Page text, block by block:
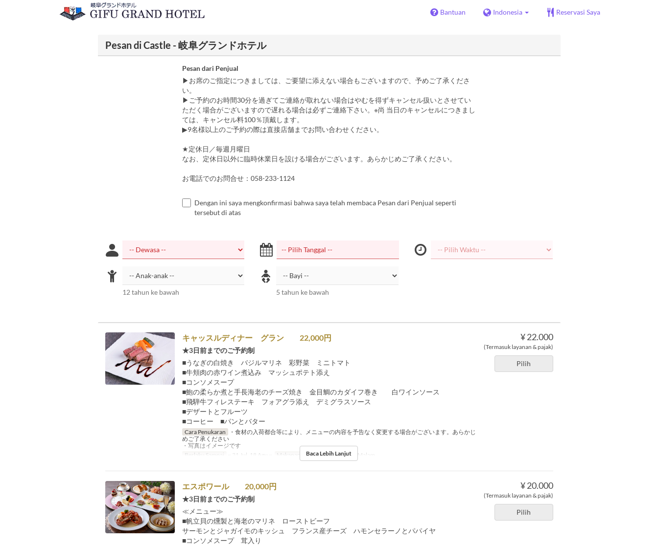
Bantuan Indonesia Reservasi Saya
Pesan di Castle - 岐阜グランドホテル
Pesan dari Penjual
▶お席のご指定につきましては、ご要望に添えない場合もございますので、予めご了承くださ
い。
▶ご予約のお時間30分を過ぎてご連絡が取れない場合はやむを得ずキャンセル扱いとさせてい
ただく場合がございますので遅れる場合は必ずご連絡下さい。※尚 当日のキャンセルにつきまし
ては、キャンセル料100％頂戴します。
▶9名様以上のご予約の際は直接店舗までお問い合わせください。
★定休日／毎週月曜日
なお、定休日以外に臨時休業日を設ける場合がございます。あらかじめご了承ください。
お電話でのお問合せ：058-233-1124
Dengan ini saya mengkonfirmasi bahwa saya telah membaca Pesan dari Penjual seperti
tersebut di atas
12 tahun ke bawah 5 tahun ke bawah
¥ 22.000
(Termasuk layanan & pajak)
Pilih
キャッスルディナー グラン 22,000円
★3日前までのご予約制
■うなぎの白焼き バジルマリネ 彩野菜 ミニトマト
■牛頬肉の赤ワイン煮込み マッシュポテト添え
■コンソメスープ
■鮑の柔らか煮と手長海老のチーズ焼き 金目鯛のカダイフ巻き 白ワインソース
■飛騨牛フィレステーキ フォアグラ添え デミグラスソース
■デザートとフルーツ
■コーヒー ■パンとバター
Cara Penukaran
・食材の入荷都合等により、メニューの内容を予告なく変更する場合がございます。あらかじ
めご了承ください
・写真はイメージです
Berlaku Sampai
~ 31 Jul, 18 Agu ~ Makanan Makan Siang, Makan Malam
Baca Lebih Lanjut
¥ 20.000
(Termasuk layanan & pajak)
Pilih
エスポワール 20,000円
★3日前までのご予約制
≪メニュー≫
■帆立貝の燻製と海老のマリネ ローストビーフ
サーモンとジャガイモのキッシュ フランス産チーズ ハモンセラーノとパパイヤ
■コンソメスープ 茸入り